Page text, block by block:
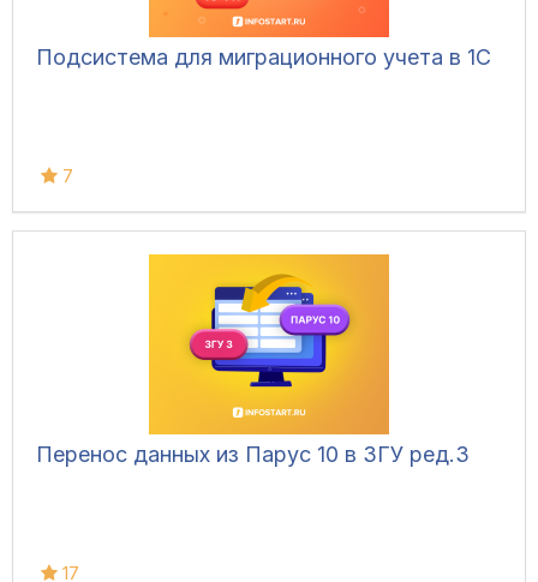
Подсистема для миграционного учета в 1С
7
Перенос данных из Парус 10 в ЗГУ ред.3
17